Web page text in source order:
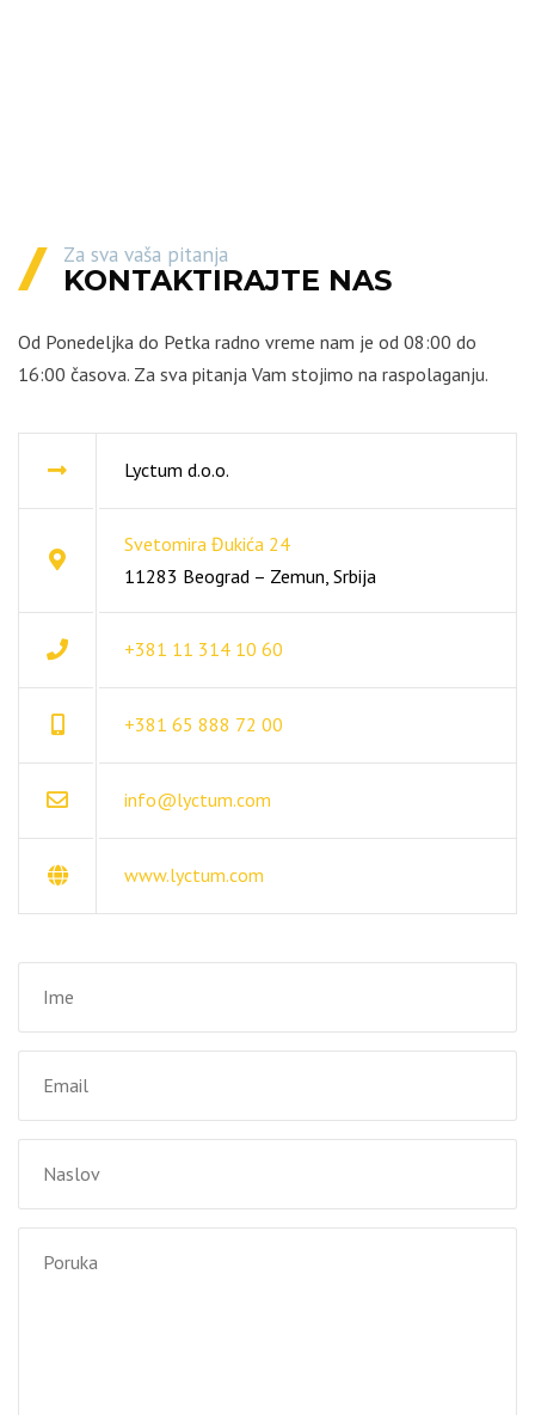
Za sva vaša pitanja
KONTAKTIRAJTE NAS
Od Ponedeljka do Petka radno vreme nam je od 08:00 do
16:00 časova. Za sva pitanja Vam stojimo na raspolaganju.
Lyctum d.o.o.
Svetomira Đukića 24
11283 Beograd – Zemun, Srbija
+381 11 314 10 60
+381 65 888 72 00
info@lyctum.com
www.lyctum.com